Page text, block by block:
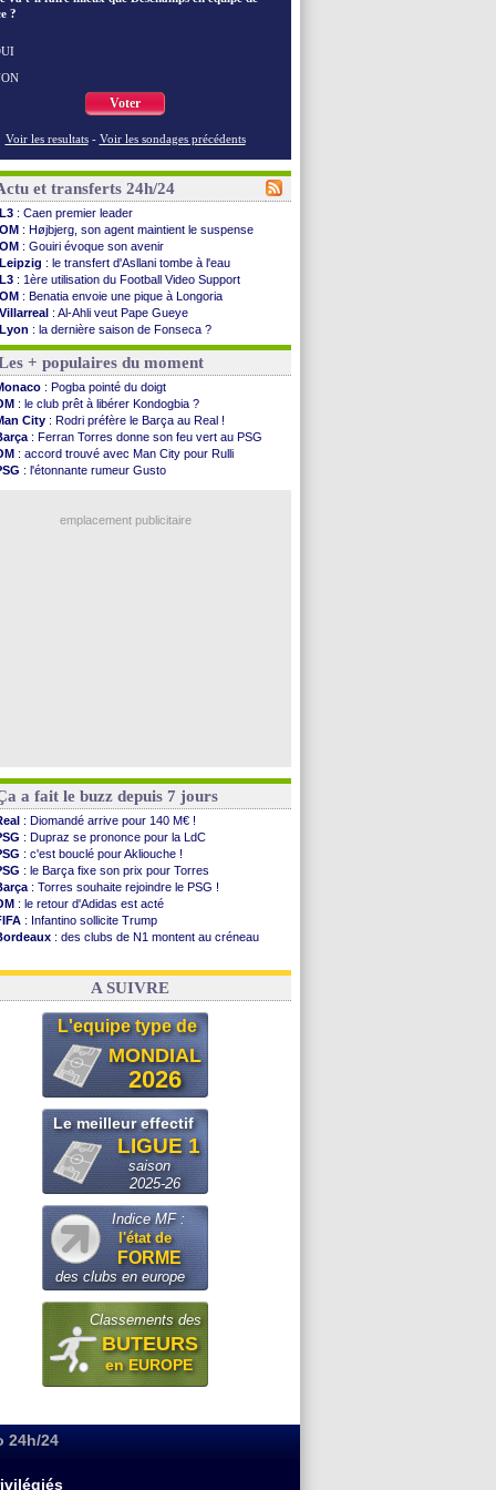
?
Voter
Voir les resultats - Voir les sondages précédents
et transferts 24h/24
L3 : Caen premier leader
OM : Højbjerg, son agent maintient le suspense
OM : Gouiri évoque son avenir
Leipzig : le transfert d'Asllani tombe à l'eau
L3 : 1ère utilisation du Football Video Support
OM : Benatia envoie une pique à Longoria
Villarreal : Al-Ahli veut Pape Gueye
Lyon : la dernière saison de Fonseca ?
OM: un nouveau prétendant pour Højbjerg
Brest: un gardien norvégien en approche ?
OM: McCourt a versé 120 M€ en 2026
PSG: 4 retours dans le groupe face à Man Utd ...
Nice: Kevin Carlos va partir en Italie
L1: prison avec sursis requis contre un arbitre
Leganés: c'est signé pour Luca Zidane (off.)
Atletico: Ruggeri en route pour Aston Villa
Monaco: Filipe Luis soutient Biereth
: Naples vise Gabriel Jesus
+ populaires du moment
: Pogba pointé du doigt
: le club prêt à libérer Kondogbia ?
City : Rodri préfère le Barça au Real !
: Ferran Torres donne son feu vert au PSG
: accord trouvé avec Man City pour Rulli
: l'étonnante rumeur Gusto
emplacement publicitaire
a fait le buzz depuis 7 jours
: Diomandé arrive pour 140 M€ !
: Dupraz se prononce pour la LdC
: c'est bouclé pour Akliouche !
: le Barça fixe son prix pour Torres
: Torres souhaite rejoindre le PSG !
: le retour d'Adidas est acté
: Infantino sollicite Trump
: des clubs de N1 montent au créneau
: le démenti de Leipzig pour Diomandé
A SUIVRE
L'equipe type de
MONDIAL
2026
Le meilleur effectif
LIGUE 1
saison
2025-26
Indice MF :
l'état de
FORME
des clubs en europe
Classements des
BUTEURS
en EUROPE
24h/24